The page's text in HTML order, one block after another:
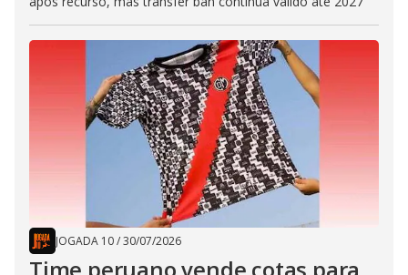
JOGADA 10/30/07/2026